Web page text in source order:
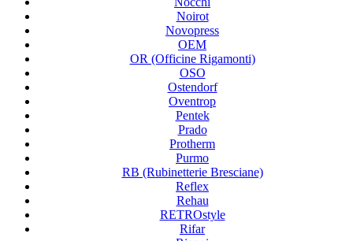
Noirot
Novopress
OEM
OR (Officine Rigamonti)
OSO
Ostendorf
Oventrop
Pentek
Prado
Protherm
Purmo
RB (Rubinetterie Bresciane)
Reflex
Rehau
RETROstyle
Rifar